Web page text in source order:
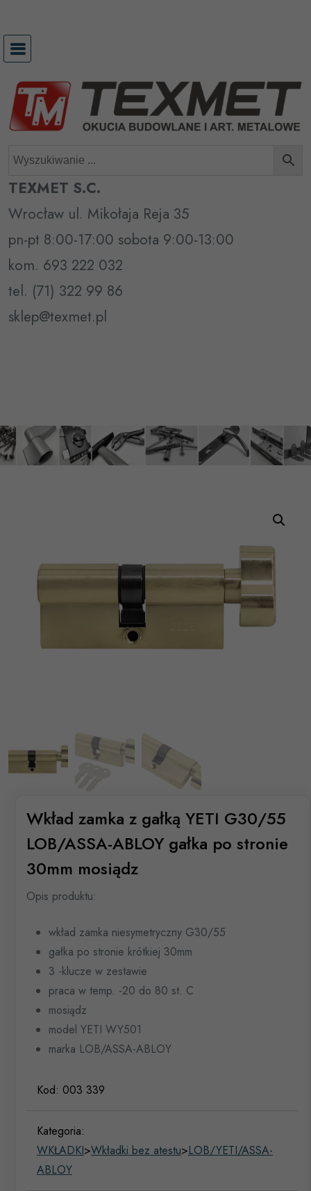
treści
TEXMET S.C.
Wrocław ul. Mikołaja Reja 35
pn-pt 8:00-17:00 sobota 9:00-13:00
kom. 693 222 032
tel. (71) 322 99 86
sklep@texmet.pl
Wkład zamka z gałką YETI G30/55
LOB/ASSA-ABLOY gałka po stronie
30mm mosiądz
Opis produktu:
wkład zamka niesymetryczny G30/55
gałka po stronie krótkiej 30mm
3 -klucze w zestawie
praca w temp. -20 do 80 st. C
mosiądz
model YETI WY501
marka LOB/ASSA-ABLOY
Kod: 003 339
Kategoria:
WKŁADKI>Wkładki bez atestu>LOB/YETI/ASSA-
ABLOY